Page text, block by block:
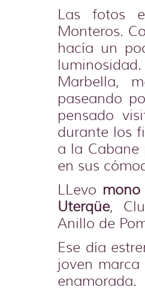
Las fotos
Monteros.
hacía un
Marbella,
paseando
pensado
durante los
a la
en sus
LLevo
Uterqüe,
Anillo de
Ese día
joven
enamorada.